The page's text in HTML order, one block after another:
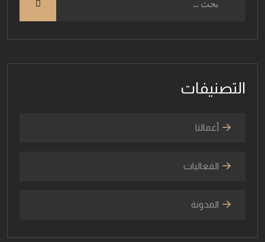
التصنيفات
أعمالنا
الفعاليات
المدونة